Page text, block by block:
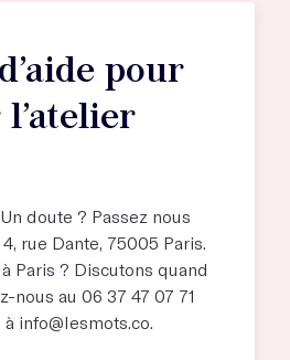
pour
doute ? Passez nous
4, rue Dante, 75005 Paris.
à Paris ? Discutons quand
nous au 06 37 47 07 71
à info@lesmots.co.